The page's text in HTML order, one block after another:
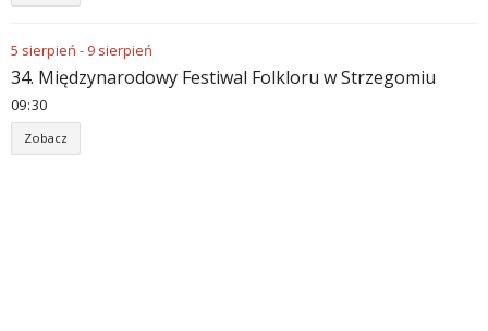
5 sierpień - 9 sierpień
34. Międzynarodowy Festiwal Folkloru w Strzegomiu
09 30
Zobacz